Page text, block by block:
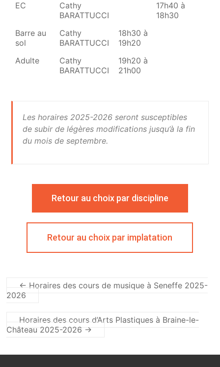
EC
Cathy
BARATTUCCI
17h40 à
18h30
Barre au
sol
Cathy
BARATTUCCI
18h30 à
19h20
Adulte
Cathy
BARATTUCCI
19h20 à
21h00
Les horaires 2025-2026 seront susceptibles
de subir de légères modifications jusqu’à la fin
du mois de septembre.
Retour au choix par discipline
Retour au choix par implatation
← Horaires des cours de musique à Seneffe 2025-
2026
Horaires des cours d’Arts Plastiques à Braine-le-
Château 2025-2026 →